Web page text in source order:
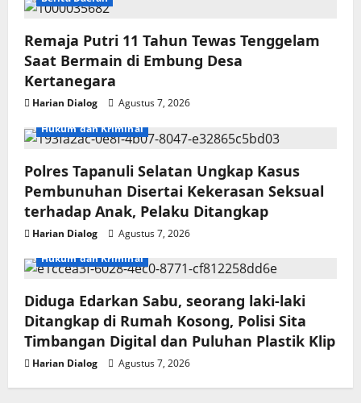
Remaja Putri 11 Tahun Tewas Tenggelam
Saat Bermain di Embung Desa
Kertanegara
Harian Dialog
Agustus 7, 2026
Hukum dan Kriminal
Polres Tapanuli Selatan Ungkap Kasus
Pembunuhan Disertai Kekerasan Seksual
terhadap Anak, Pelaku Ditangkap
Harian Dialog
Agustus 7, 2026
Hukum dan Kriminal
Diduga Edarkan Sabu, seorang laki-laki
Ditangkap di Rumah Kosong, Polisi Sita
Timbangan Digital dan Puluhan Plastik Klip
Harian Dialog Agustus 7, 2026